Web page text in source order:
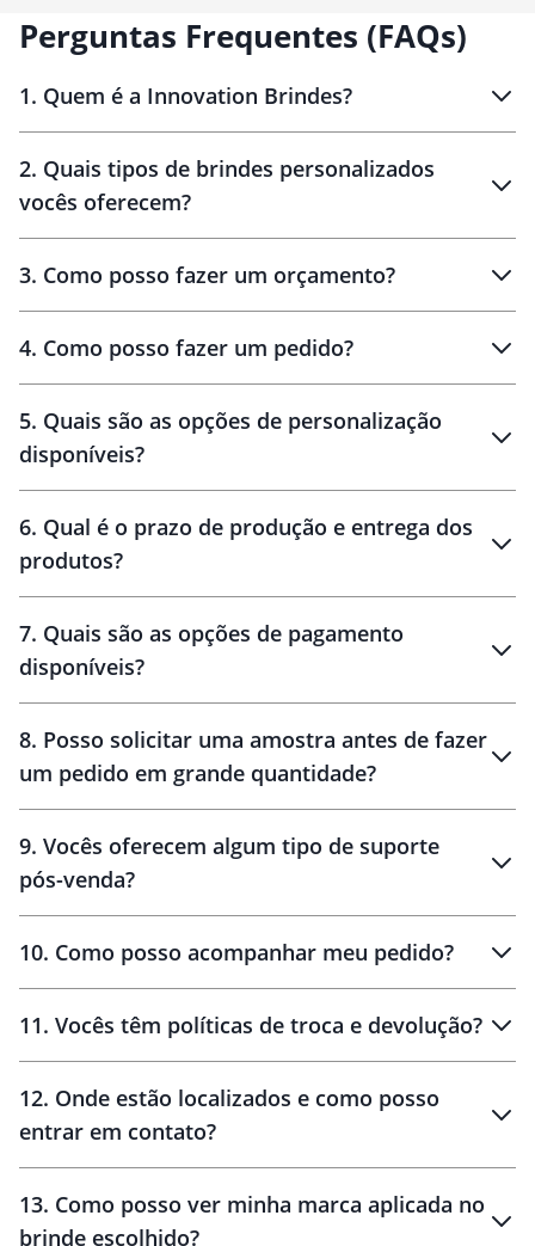
Perguntas Frequentes (FAQs)
1. Quem é a Innovation Brindes?
Brindes personalizados
2. Quais tipos de brindes personalizados
vocês oferecem?
personalizados
3. Como posso fazer um orçamento?
brinde
personalização
4. Como posso fazer um pedido?
amostra virtual
5. Quais são as opções de personalização
disponíveis?
6. Qual é o prazo de produção e entrega dos
produtos?
10 dias
brinde
48 horas
7. Quais são as opções de pagamento
disponíveis?
8. Posso solicitar uma amostra antes de fazer
um pedido em grande quantidade?
amostras
9. Vocês oferecem algum tipo de suporte
pós-venda?
10. Como posso acompanhar meu pedido?
11. Vocês têm políticas de troca e devolução?
30 dias
12. Onde estão localizados e como posso
entrar em contato?
13. Como posso ver minha marca aplicada no
brinde escolhido?